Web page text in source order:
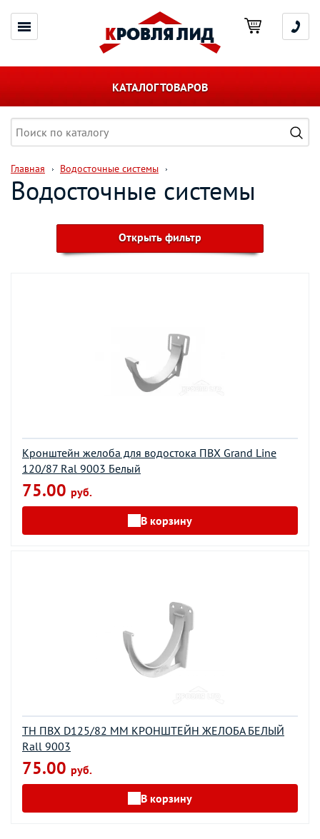
КАТАЛОГ ТОВАРОВ
Главная Водосточные системы
Водосточные системы
Открыть фильтр
Кронштейн желоба для водостока ПВХ Grand Line
120/87 Ral 9003 Белый
75.00 руб.
В корзину
ТН ПВХ D125/82 ММ КРОНШТЕЙН ЖЕЛОБА БЕЛЫЙ
Rall 9003
75.00 руб.
В корзину